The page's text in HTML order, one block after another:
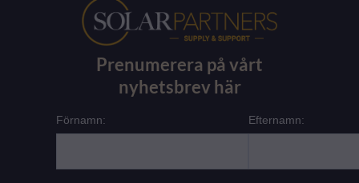
Prenumerera på vårt
nyhetsbrev här
Förnamn: Efternamn: